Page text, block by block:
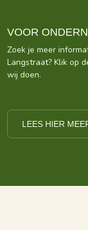
VOOR
Zoek je meer
Langstraat? Klik op
wij doen.
LEES HIER